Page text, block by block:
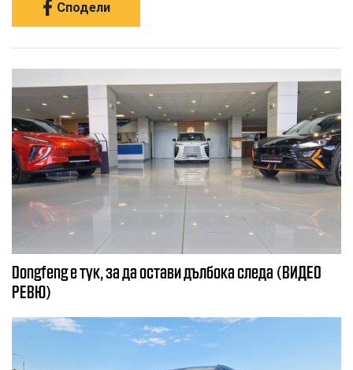
Сподели
Dongfeng e тук, за да остави дълбока следа (ВИДЕО
РЕВЮ)